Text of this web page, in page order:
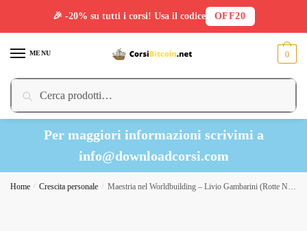
MENU
Cerca:
Cerca
0
Per maggiori informazioni scrivimi a
info@downloadcorsi.com
Home / Crescita personale / Maestria nel Worldbuilding – Livio Gambarini (Rotte Narrative)
🎉 -20% su tutti i corsi! Usa il codice OFF20